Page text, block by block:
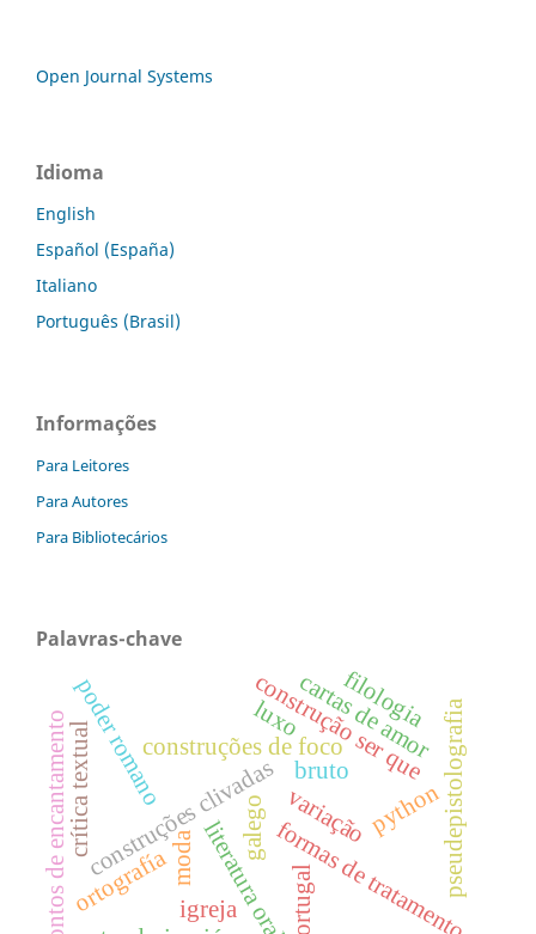
Open Journal Systems
Idioma
English
Español (España)
Italiano
Português (Brasil)
Informações
Para Leitores
Para Autores
Para Bibliotecários
Palavras-chave
construções clivadas
construções de foco
construção ser que
galegoformas de tratamento
variação
cartas de amor
contos de encantamento literatura oral
python
bruto pseudepistolografia
poder romano
crítica textual
portugal
moda
luxo
igreja
ortografía
filologia